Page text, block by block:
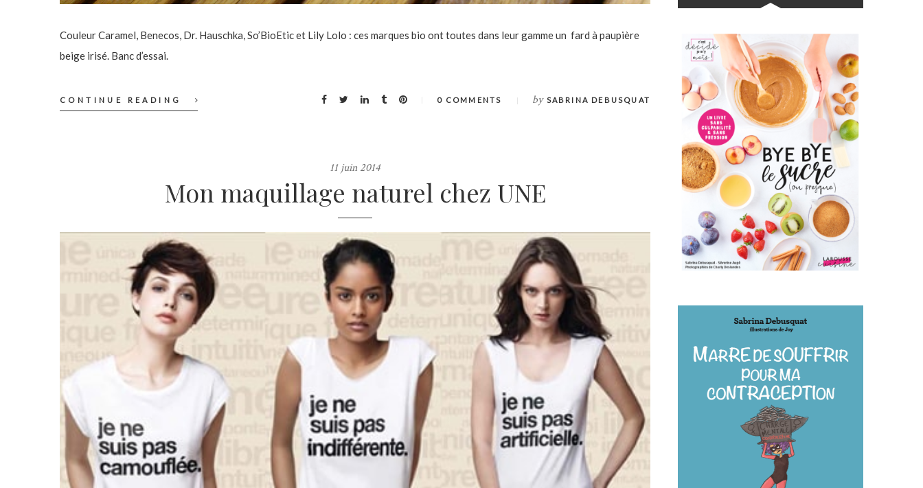
Couleur Caramel, Benecos, Dr. Hauschka, So’BioEtic et Lily Lolo : ces marques bio ont toutes dans leur gamme un fard à paupière
beige irisé. Banc d’essai.
CONTINUE READING 0 COMMENTS by SABRINA DEBUSQUAT
11 juin 2014
Mon maquillage naturel chez UNE